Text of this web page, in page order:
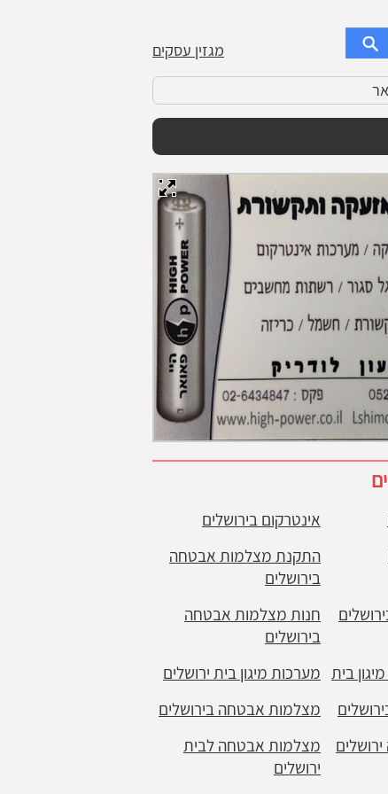
מגזין עסקים
אינטרקום בירושלים
התקנת מצלמות אבטחה
בירושלים
חנות מצלמות אבטחה
בירושלים
בית מערכות מיגון בית ירושלים
מצלמות אבטחה בירושלים
מצלמות אבטחה לבית
ירושלים